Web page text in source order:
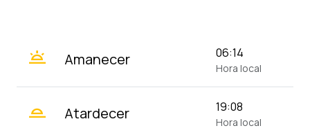
wb_twilight Amanecer 06:14
Hora local
wb_twilight_2 Atardecer 19:08
Hora local